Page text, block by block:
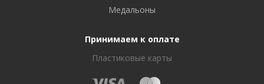
Медальоны
Принимаем к оплате
Пластиковые карты